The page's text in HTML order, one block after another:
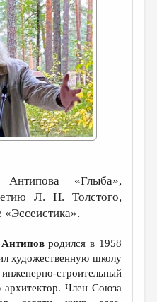
Антипова «Глыба»,
Л. Н. Толстого,
«Эссеистика».
родился в 1958
художественную школу
строительный
архитектор. Член Союза